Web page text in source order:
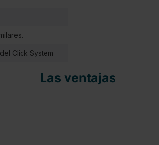
Click System
Las ventajas